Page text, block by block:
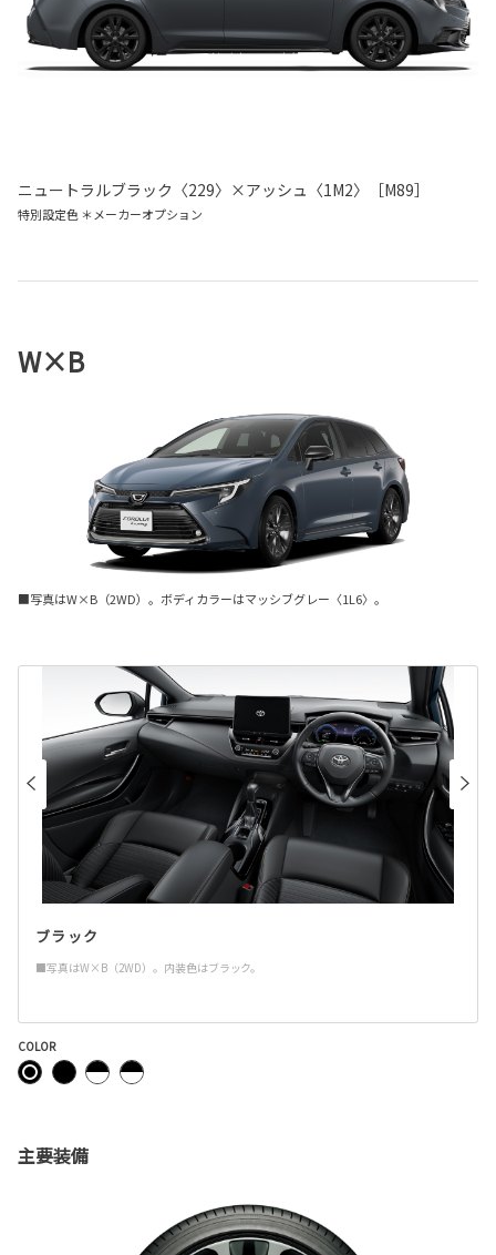
ニュートラルブラック〈229〉×アッシュ〈1M2〉［M89］
特別設定色 ＊メーカーオプション
W×B
■写真はW×B（2WD）。ボディカラーはマッシブグレー〈1L6〉。
ブラック
■写真はW×B（2WD）。内装色はブラック。
COLOR
主要装備